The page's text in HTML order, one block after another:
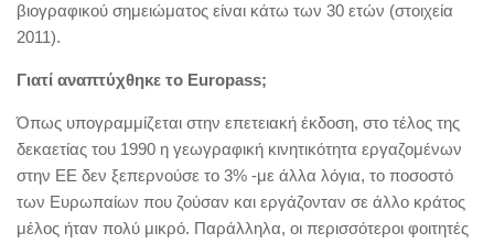
βιογραφικού σημειώματος είναι κάτω των 30 ετών (στοιχεία
2011).
Γιατί αναπτύχθηκε το Europass;
Όπως υπογραμμίζεται στην επετειακή έκδοση, στο τέλος της
δεκαετίας του 1990 η γεωγραφική κινητικότητα εργαζομένων
στην ΕΕ δεν ξεπερνούσε το 3% -με άλλα λόγια, το ποσοστό
των Ευρωπαίων που ζούσαν και εργάζονταν σε άλλο κράτος
μέλος ήταν πολύ μικρό. Παράλληλα, οι περισσότεροι φοιτητές